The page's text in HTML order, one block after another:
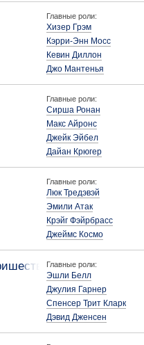
Главные роли:
Хизер Грэм
Кэрри-Энн Мосс
Кевин Диллон
Джо Мантенья
Главные роли:
Сирша Ронан
Макс Айронс
Джейк Эйбел
Дайан Крюгер
Главные роли:
Люк Тредэвэй
Эмили Атак
Крэйг Фэйрбрасс
Джеймс Космо
Главные роли:
Эшли Белл
Джулия Гарнер
Спенсер Трит Кларк
Дэвид Дженсен